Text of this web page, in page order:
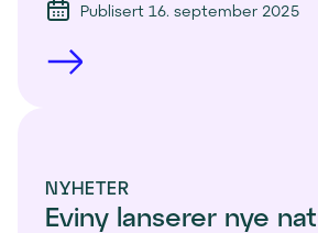
Publisert 16. september 2025
NYHETER
Eviny lanserer nye